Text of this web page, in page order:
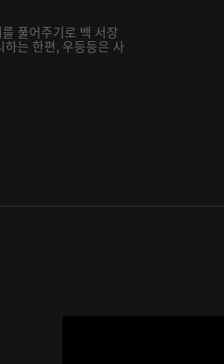
풀어주기로 백 서장
는 한편, 우등등은 사